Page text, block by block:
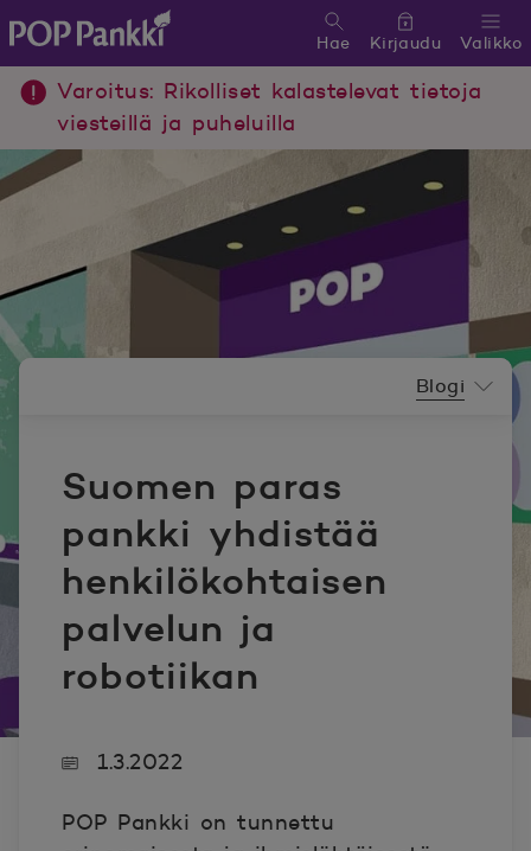
POP Pankki, etusivulle
Valikko
Hae Kirjaudu
Varoitus: Rikolliset kalastelevat tietoja
viesteillä ja puheluilla
Suomen paras
pankki yhdistää
henkilökohtaisen
palvelun ja
robotiikan
Blogi
1.3.2022
POP Pankki on tunnettu